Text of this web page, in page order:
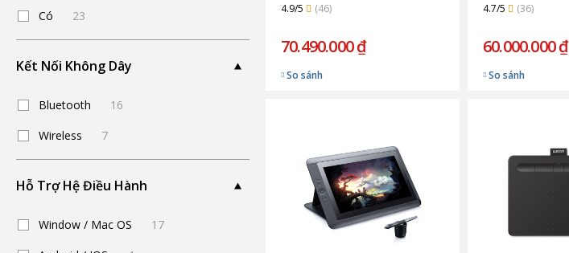
Có 23
Kết Nối Không Dây
Bluetooth
16
Wireless
7
Hỗ Trợ Hệ Điều Hành
Window / Mac OS
17
4.9/5 (46)
70.490.000 ₫
So sánh
4.7/5 (36)
60.000.000 ₫
So sánh